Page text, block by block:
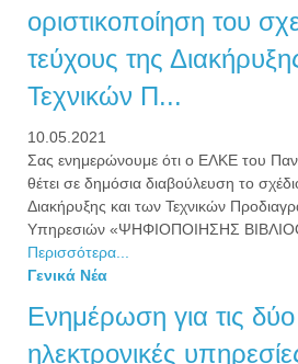
οριστικοποίηση του
τεύχους της
Τεχνικών Π...
10.05.2021
Σας ενημερώνουμε ότι ο ΕΛΚΕ του
θέτει σε δημόσια διαβούλευση το
Διακήρυξης και των Τεχνικών
Υπηρεσιών «ΨΗΦΙΟΠΟΙΗΣΗΣ
Περισσότερα...
Γενικά Νέα
Ενημέρωση για τις δύο
ηλεκτρονικές